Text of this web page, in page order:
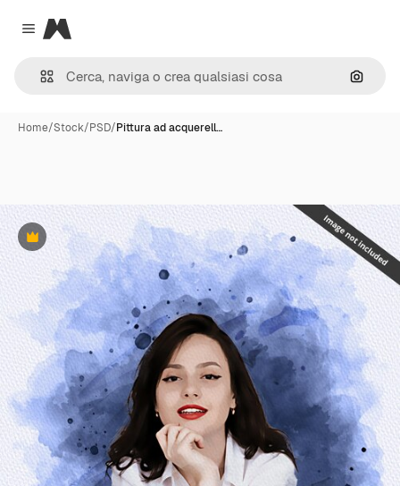
Close menu
Magnific
Cerca
Home/Stock/PSD/Pittura ad acquerell…
Premium